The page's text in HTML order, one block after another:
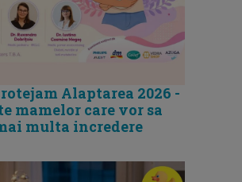
Alaptarea 2026 -
mamelor care vor sa
multa incredere